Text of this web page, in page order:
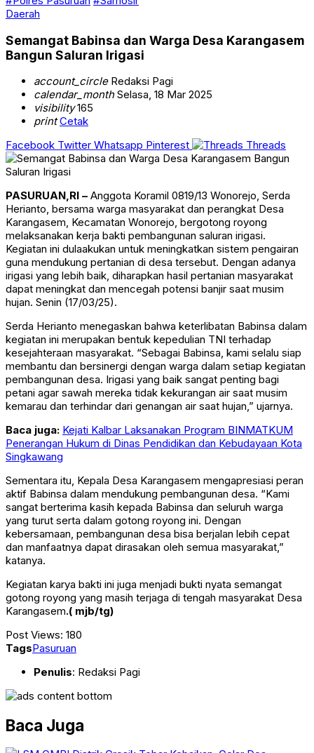
Daerah
Semangat Babinsa dan Warga Desa Karangasem
Bangun Saluran Irigasi
account_circleRedaksi Pagi
calendar_monthSelasa, 18 Mar 2025
visibility165
print Cetak
Facebook Twitter Whatsapp Pinterest Threads
PASURUAN,RI – Anggota Koramil 0819/13 Wonorejo, Serda
Herianto, bersama warga masyarakat dan perangkat Desa
Karangasem, Kecamatan Wonorejo, bergotong royong
melaksanakan kerja bakti pembangunan saluran irigasi.
Kegiatan ini dulaakukan untuk meningkatkan sistem pengairan
guna mendukung pertanian di desa tersebut. Dengan adanya
irigasi yang lebih baik, diharapkan hasil pertanian masyarakat
dapat meningkat dan mencegah potensi banjir saat musim
hujan. Senin (17/03/25).
Serda Herianto menegaskan bahwa keterlibatan Babinsa dalam
kegiatan ini merupakan bentuk kepedulian TNI terhadap
kesejahteraan masyarakat. “Sebagai Babinsa, kami selalu siap
membantu dan bersinergi dengan warga dalam setiap kegiatan
pembangunan desa. Irigasi yang baik sangat penting bagi
petani agar sawah mereka tidak kekurangan air saat musim
kemarau dan terhindar dari genangan air saat hujan,” ujarnya.
Baca juga: Kejati Kalbar Laksanakan Program BINMATKUM
Penerangan Hukum di Dinas Pendidikan dan Kebudayaan Kota
Singkawang
Sementara itu, Kepala Desa Karangasem mengapresiasi peran
aktif Babinsa dalam mendukung pembangunan desa. “Kami
sangat berterima kasih kepada Babinsa dan seluruh warga
yang turut serta dalam gotong royong ini. Dengan
kebersamaan, pembangunan desa bisa berjalan lebih cepat
dan manfaatnya dapat dirasakan oleh semua masyarakat,”
katanya.
Kegiatan karya bakti ini juga menjadi bukti nyata semangat
gotong royong yang masih terjaga di tengah masyarakat Desa
Karangasem.( mjb/tg)
Post Views: 180
TagsPasuruan
Penulis: Redaksi Pagi
Baca Juga